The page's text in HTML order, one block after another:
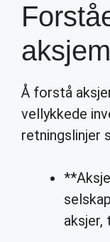
Å forstå
vellykkede
retningslinjer
aksjer,